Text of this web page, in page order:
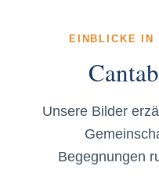
EINBLICKE IN
Unsere Bilder
Begegnungen